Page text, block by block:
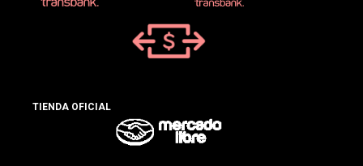
TIENDA OFICIAL